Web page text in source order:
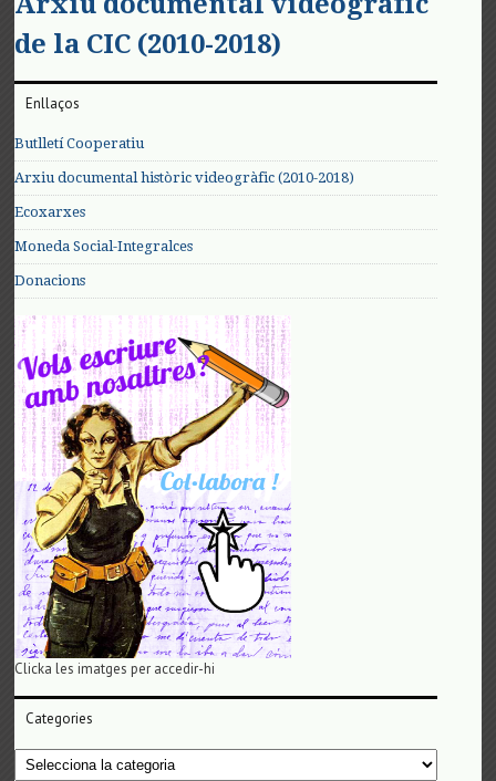
de la CIC (2010-2018)
Enllaços
Butlletí Cooperatiu
Arxiu documental històric videogràfic (2010-2018)
Ecoxarxes
Moneda Social-Integralces
Donacions
Clicka les imatges per accedir-hi
Categories
Categories